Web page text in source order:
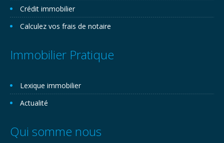
Crédit immobilier
Calculez vos frais de notaire
Immobilier Pratique
Lexique immobilier
Actualité
Qui somme nous